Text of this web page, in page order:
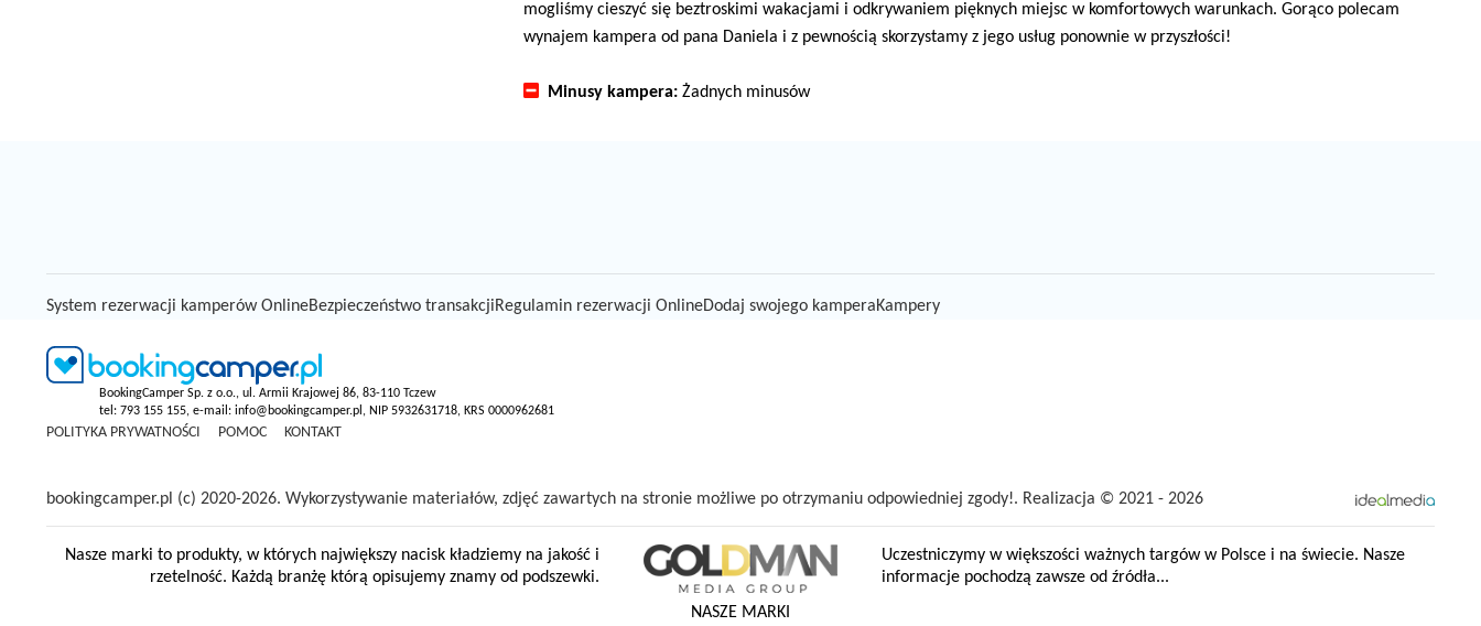
mogliśmy cieszyć się beztroskimi wakacjami i odkrywaniem pięknych miejsc w komfortowych warunkach. Gorąco polecam
wynajem kampera od pana Daniela i z pewnością skorzystamy z jego usług ponownie w przyszłości!
Minusy kampera: Żadnych minusów
System rezerwacji kamperów OnlineBezpieczeństwo transakcjiRegulamin rezerwacji OnlineDodaj swojego kamperaKampery
BookingCamper Sp. z o.o., ul. Armii Krajowej 86, 83-110 Tczew
tel: 793 155 155, e-mail: info@bookingcamper.pl, NIP 5932631718, KRS 0000962681
POLITYKA PRYWATNOŚCI POMOC KONTAKT
bookingcamper.pl (c) 2020-2026. Wykorzystywanie materiałów, zdjęć zawartych na stronie możliwe po otrzymaniu odpowiedniej zgody!. Realizacja © 2021 - 2026
Nasze marki to produkty, w których największy nacisk kładziemy na jakość i
rzetelność. Każdą branżę którą opisujemy znamy od podszewki.
NASZE MARKI
Uczestniczymy w większości ważnych targów w Polsce i na świecie. Nasze
informacje pochodzą zawsze od źródła...